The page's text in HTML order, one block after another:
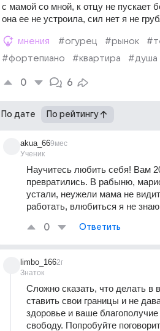
с мамой со мной, к отцу не пускает
она ее не устроила, сил нет я не
мнения #огурец #рынок
#фортепиано
#квартира #душа
0 6
По дате По рейтингу
akua_66
Ученик
9мес
Научитесь любить себя! Вам
превратились. В рабыню,
устали, неужели мама не
работать, влюбиться я не знаю
0 Ответить
limbo_166
Знаток
2г
Сложно сказать, что делать в
ставить свои границы и не
здоровье и ваше
свободу. Попробуйте